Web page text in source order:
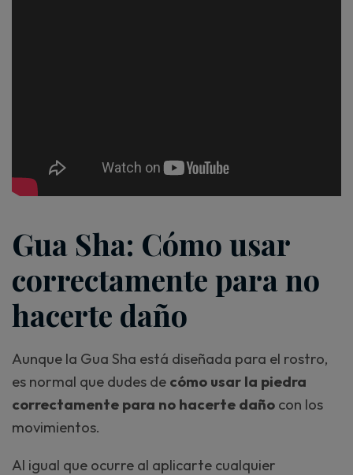
Gua Sha: Cómo usar
correctamente para no
hacerte daño
Aunque la Gua Sha está diseñada para el rostro,
es normal que dudes de cómo usar la piedra
correctamente para no hacerte daño con los
movimientos.
Al igual que ocurre al aplicarte cualquier